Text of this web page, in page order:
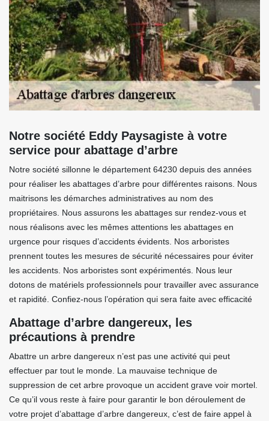
Notre société Eddy Paysagiste à votre
service pour abattage d’arbre
Notre société sillonne le département 64230 depuis des années
pour réaliser les abattages d’arbre pour différentes raisons. Nous
maitrisons les démarches administratives au nom des
propriétaires. Nous assurons les abattages sur rendez-vous et
nous réalisons avec les mêmes attentions les abattages en
urgence pour risques d’accidents évidents. Nos arboristes
prennent toutes les mesures de sécurité nécessaires pour éviter
les accidents. Nos arboristes sont expérimentés. Nous leur
dotons de matériels professionnels pour travailler avec assurance
et rapidité. Confiez-nous l’opération qui sera faite avec efficacité
Abattage d’arbre dangereux, les
précautions à prendre
Abattre un arbre dangereux n’est pas une activité qui peut
effectuer par tout le monde. La mauvaise technique de
suppression de cet arbre provoque un accident grave voir mortel.
Ce qu’il vous reste à faire pour garantir le bon déroulement de
votre projet d’abattage d’arbre dangereux, c’est de faire appel à